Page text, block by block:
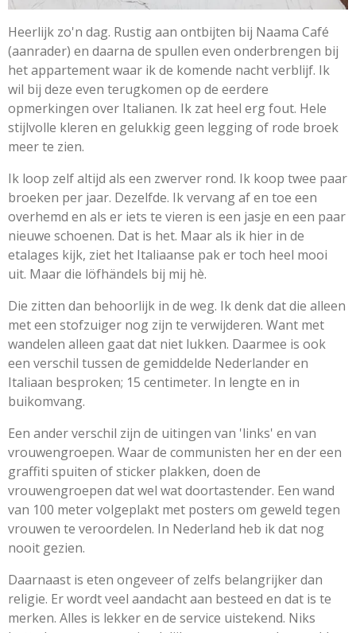
Heerlijk zo'n dag. Rustig aan ontbijten bij Naama Café
(aanrader) en daarna de spullen even onderbrengen bij
het appartement waar ik de komende nacht verblijf. Ik
wil bij deze even terugkomen op de eerdere
opmerkingen over Italianen. Ik zat heel erg fout. Hele
stijlvolle kleren en gelukkig geen legging of rode broek
meer te zien.
Ik loop zelf altijd als een zwerver rond. Ik koop twee paar
broeken per jaar. Dezelfde. Ik vervang af en toe een
overhemd en als er iets te vieren is een jasje en een paar
nieuwe schoenen. Dat is het. Maar als ik hier in de
etalages kijk, ziet het Italiaanse pak er toch heel mooi
uit. Maar die löfhändels bij mij hè.
Die zitten dan behoorlijk in de weg. Ik denk dat die alleen
met een stofzuiger nog zijn te verwijderen. Want met
wandelen alleen gaat dat niet lukken. Daarmee is ook
een verschil tussen de gemiddelde Nederlander en
Italiaan besproken; 15 centimeter. In lengte en in
buikomvang.
Een ander verschil zijn de uitingen van 'links' en van
vrouwengroepen. Waar de communisten her en der een
graffiti spuiten of sticker plakken, doen de
vrouwengroepen dat wel wat doortastender. Een wand
van 100 meter volgeplakt met posters om geweld tegen
vrouwen te veroordelen. In Nederland heb ik dat nog
nooit gezien.
Daarnaast is eten ongeveer of zelfs belangrijker dan
religie. Er wordt veel aandacht aan besteed en dat is te
merken. Alles is lekker en de service uistekend. Niks